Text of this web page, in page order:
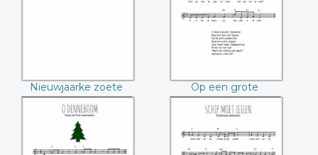
Nieuwjaarke zoete
Op een grote
paddestoel
O Denneboom Schip moet zeilen